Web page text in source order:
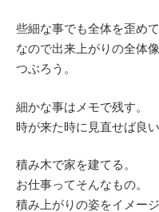
些細な事でも全体を歪め
なので出来上がりの全体
つぶろう。
細かな事はメモで残す。
時が来た時に見直せば良い
積み木で家を建てる。
お仕事ってそんなもの。
積み上がりの姿をイメー